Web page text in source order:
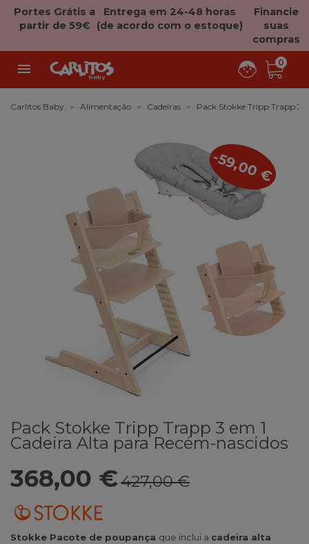
Portes Grátis a
partir de 59€
Entrega em 24-48 horas
(de acordo com o estoque)
Financie
suas
compras
 0
Carlitos Baby Alimentação Cadeiras Pack Stokke Tripp Trapp 3
-59,00 €
Pack Stokke Tripp Trapp 3 em 1
Cadeira Alta para Recém-nascidos
368,00 €427,00 €
Stokke Pacote de poupança que inclui a cadeira alta